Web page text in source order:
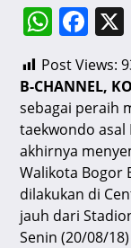
W
h
at
s
A
p
p
F
c
e
b
o
o
k
Post Views:
B-CHANNEL,
sebagai peraih
taekwondo asal
akhirnya
Walikota Bogor
dilakukan di
jauh dari
Senin (20/08/